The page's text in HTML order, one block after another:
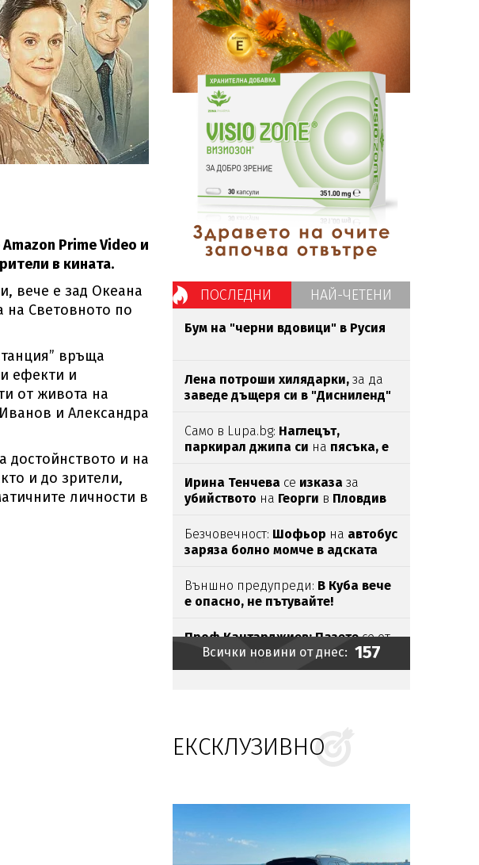
Prime Video и
в кината.
вече е зад Океана
на Световното по
връща
ефекти и
от живота на
и Александра
достойнството и на
и до зрители,
личности в
ПОСЛЕДНИ НАЙ-ЧЕТЕНИ
Бум на "черни вдовици" в Русия
Лена потроши хилядарки, за да
заведе дъщеря си в "Дисниленд"
Само в Lupa.bg: Наглецът,
паркирал джипа си на пясъка, е
Ирина Тенчева се изказа за
убийството на Георги в Пловдив
Безчовечност: Шофьор на автобус
заряза болно момче в адската
Външно предупреди: В Куба вече
е опасно, не пътувайте!
Проф.Кантарджиев: Пазетесе от
комарите иполово предаваните
инфекции
Ясни саергените от "Ергенът:
Любов в рая"
Кой е аксесоарътналято 2026
Всички новини от днес: 157
ЕКСКЛУЗИВНО